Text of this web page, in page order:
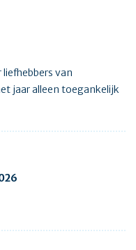
van
jaar alleen toegankelijk